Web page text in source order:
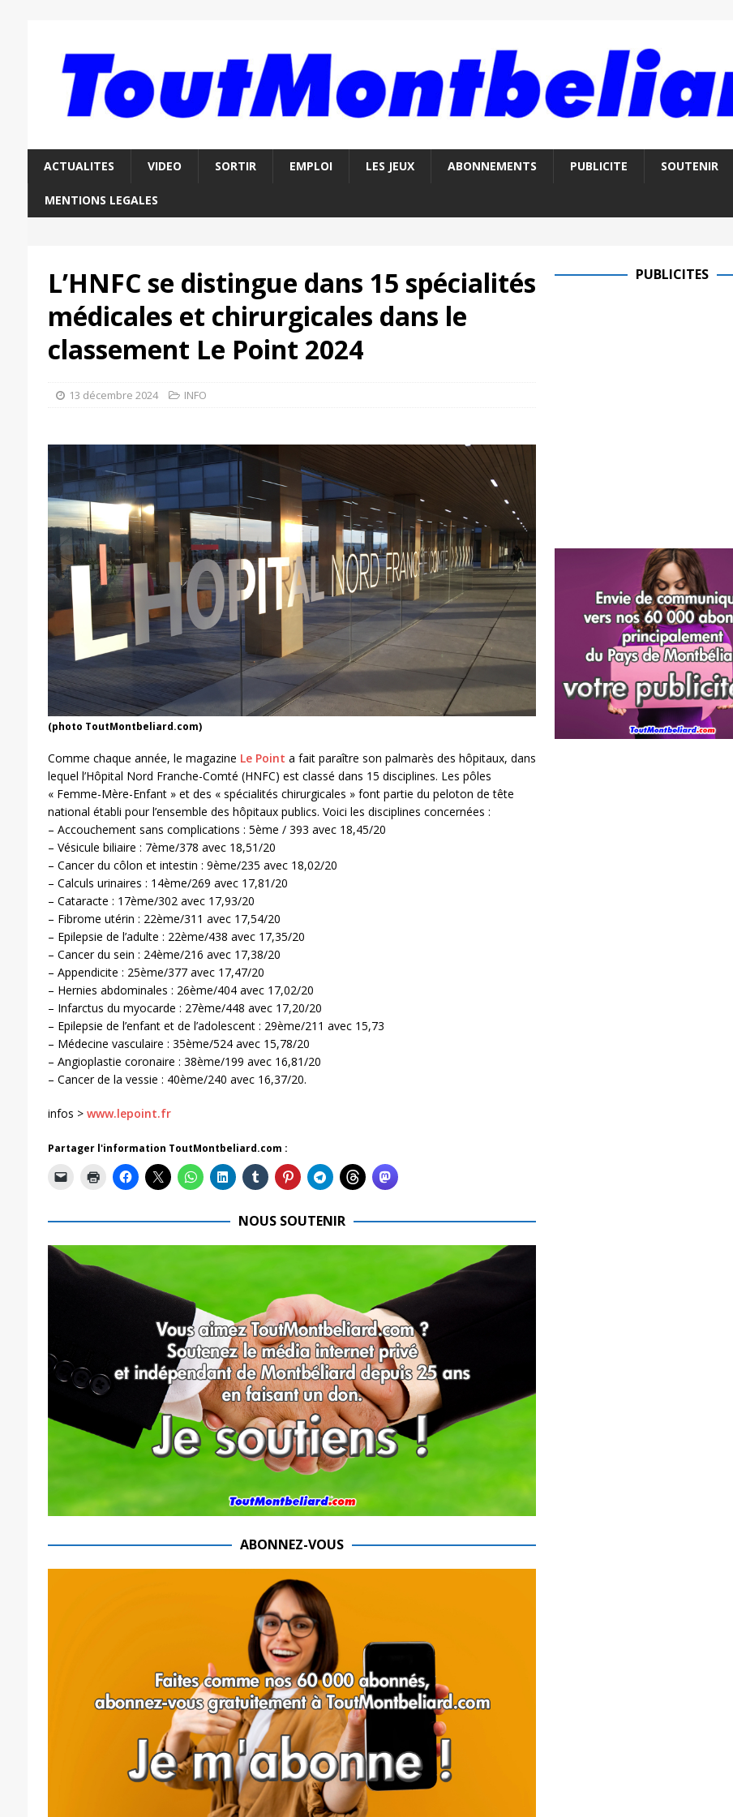
ACTUALITES VIDEO SORTIR EMPLOI LES JEUX ABONNEMENTS PUBLICITE SOUTENIR
MENTIONS LEGALES
L’HNFC se distingue dans 15 spécialités
médicales et chirurgicales dans le
classement Le Point 2024
13 décembre 2024 INFO
(photo ToutMontbeliard.com)
Comme chaque année, le magazine Le Point a fait paraître son palmarès des hôpitaux, dans
lequel l’Hôpital Nord Franche-Comté (HNFC) est classé dans 15 disciplines. Les pôles
« Femme-Mère-Enfant » et des « spécialités chirurgicales » font partie du peloton de tête
national établi pour l’ensemble des hôpitaux publics. Voici les disciplines concernées :
– Accouchement sans complications : 5ème / 393 avec 18,45/20
– Vésicule biliaire : 7ème/378 avec 18,51/20
– Cancer du côlon et intestin : 9ème/235 avec 18,02/20
– Calculs urinaires : 14ème/269 avec 17,81/20
– Cataracte : 17ème/302 avec 17,93/20
– Fibrome utérin : 22ème/311 avec 17,54/20
– Epilepsie de l’adulte : 22ème/438 avec 17,35/20
– Cancer du sein : 24ème/216 avec 17,38/20
– Appendicite : 25ème/377 avec 17,47/20
– Hernies abdominales : 26ème/404 avec 17,02/20
– Infarctus du myocarde : 27ème/448 avec 17,20/20
– Epilepsie de l’enfant et de l’adolescent : 29ème/211 avec 15,73
– Médecine vasculaire : 35ème/524 avec 15,78/20
– Angioplastie coronaire : 38ème/199 avec 16,81/20
– Cancer de la vessie : 40ème/240 avec 16,37/20.
infos > www.lepoint.fr
Partager l'information ToutMontbeliard.com :
NOUS SOUTENIR
ABONNEZ-VOUS
PUBLICITES